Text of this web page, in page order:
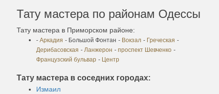
Тату мастера по районам Одессы
Тату мастера в Приморском районе:
- Аркадия - Большой Фонтан - Вокзал - Греческая -
Дерибасовская - Ланжерон - проспект Шевченко -
Французский бульвар - Центр
Тату мастера в соседних городах:
Измаил